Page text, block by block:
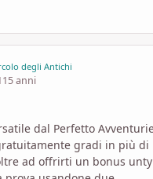
degli Antichi
15 anni
dal Perfetto
gradi in più di
ad offrirti un bonus